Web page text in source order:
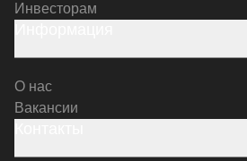
Инвесторам
О нас
Вакансии